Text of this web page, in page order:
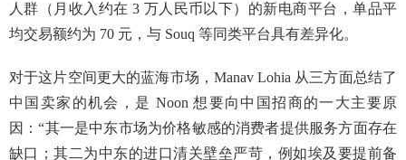
人群（月收入约在 3 万人民币以下）的新电商平台，单品平
均交易额约为 70 元，与 Souq 等同类平台具有差异化。
对于这片空间更大的蓝海市场，Manav Lohia 从三方面总结了
中国卖家的机会，是 Noon 想要向中国招商的一大主要原
因：“其一是中东市场为价格敏感的消费者提供服务方面存在
缺口；其二为中东的进口清关壁垒严苛，例如埃及要提前备